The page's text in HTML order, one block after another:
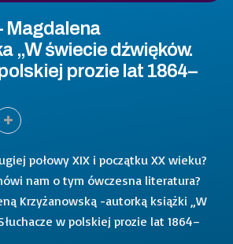
Magdalena
„W świecie dźwięków.
prozie lat 1864–
połowy XIX i początku XX wieku?
nam o tym ówczesna literatura?
Krzyżanowską -autorką książki „W
w polskiej prozie lat 1864–